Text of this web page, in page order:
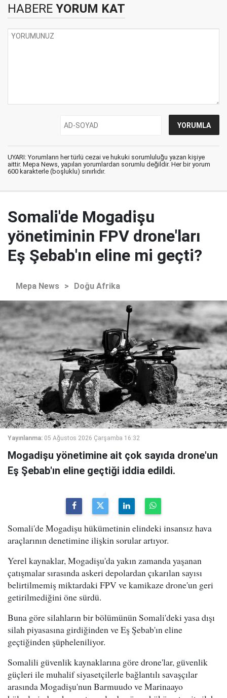
HABERE YORUM KAT
UYARI: Yorumların her türlü cezai ve hukuki sorumluluğu yazan kişiye
aittir. Mepa News, yapılan yorumlardan sorumlu değildir. Her bir yorum
600 karakterle (boşluklu) sınırlıdır.
Somali'de Mogadişu
yönetiminin FPV drone'ları
Eş Şebab'ın eline mi geçti?
Mepa News > Doğu Afrika
Yayınlanma: 05 Ağustos 2026 Çarşamba 16:32
Mogadişu yönetimine ait çok sayıda drone'un
Eş Şebab'ın eline geçtiği iddia edildi.
Somali'de Mogadişu hükümetinin elindeki insansız hava
araçlarının denetimine ilişkin sorular artıyor.
Yerel kaynaklar, Mogadişu'da yakın zamanda yaşanan
çatışmalar sırasında askeri depolardan çıkarılan sayısı
belirtilmemiş miktardaki FPV ve kamikaze drone'un geri
getirilmediğini öne sürdü.
Buna göre silahların bir bölümünün Somali'deki yasa dışı
silah piyasasına girdiğinden ve Eş Şebab'ın eline
geçtiğinden şüpheleniliyor.
Somalili güvenlik kaynaklarına göre drone'lar, güvenlik
güçleri ile muhalif siyasetçilerle bağlantılı savaşçılar
arasında Mogadişu'nun Barmuudo ve Marinaayo